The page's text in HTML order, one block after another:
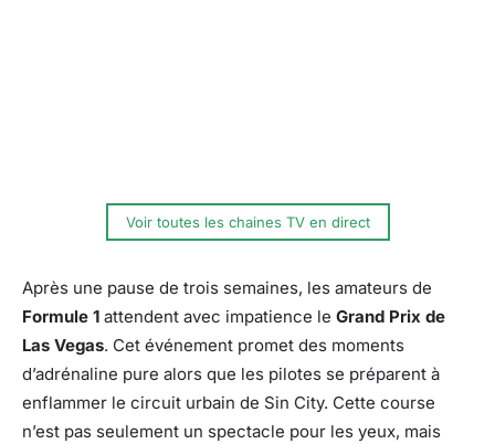
Voir toutes les chaines TV en direct
Après une pause de trois semaines, les amateurs de
Formule 1 attendent avec impatience le Grand Prix de
Las Vegas. Cet événement promet des moments
d’adrénaline pure alors que les pilotes se préparent à
enflammer le circuit urbain de Sin City. Cette course
n’est pas seulement un spectacle pour les yeux, mais